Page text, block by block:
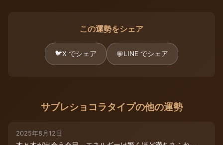
この運勢をシェア
🐦X でシェア 💬LINE でシェア
サブレショコラタイプの他の運勢
2025年8月12日